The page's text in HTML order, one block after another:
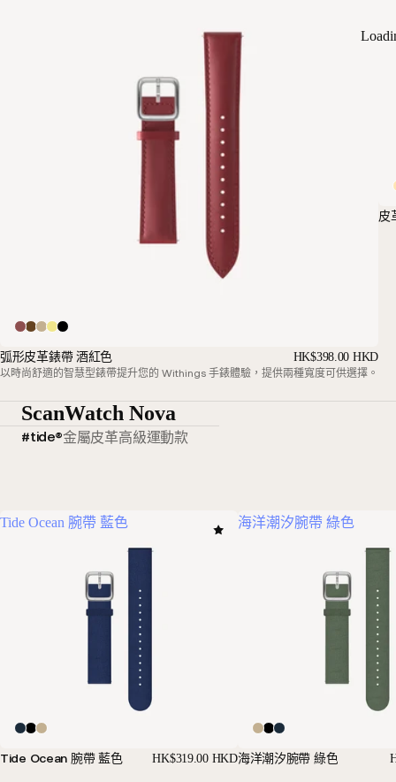
弧形皮革錶帶 酒紅色 HK$398.00 HKD
以時尚舒適的智慧型錶帶提升您的 Withings 手錶體驗，提供兩種寬度可供選擇。
皮
ScanWatch Nova
#tide®金屬皮革高級運動款
Tide Ocean 腕帶 藍色
Tide Ocean 腕帶 藍色 HK$319.00 HKD
海洋潮汐腕帶 綠色
海洋潮汐腕帶 綠色